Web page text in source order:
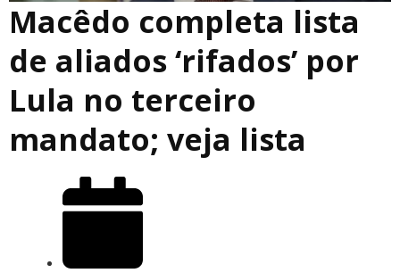
Macêdo completa lista
de aliados ‘rifados’ por
Lula no terceiro
mandato; veja lista